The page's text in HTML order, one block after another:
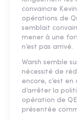
convaincre
opérations de
semblait
mener à une
n’est pas arrivé.
Warsh semble
nécessité de
encore, c’est
d’arrêter la
opération de
présentée